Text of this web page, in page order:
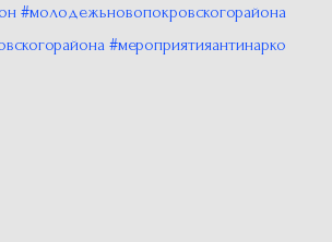
#молодежьновопокровскогорайона
#мероприятияантинарко